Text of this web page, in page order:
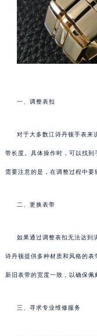
一、调整表扣
对于大多数江诗丹顿手表来
带长度。具体操作时，可以找到
需要注意的是，在调整过程中要
二、更换表带
如果通过调整表扣无法达到
诗丹顿提供多种材质和风格的表
新旧表带的宽度一致，以确保佩
三、寻求专业维修服务